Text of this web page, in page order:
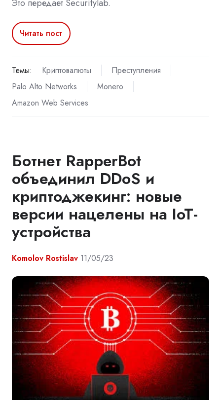
Это передает Securitylab.
Читать пост
Темы: Криптовалюты
Преступления
Palo Alto Networks
Monero
Amazon Web Services
Ботнет RapperBot
объединил DDoS и
криптоджекинг: новые
версии нацелены на IoT-
устройства
Komolov Rostislav 11/05/23